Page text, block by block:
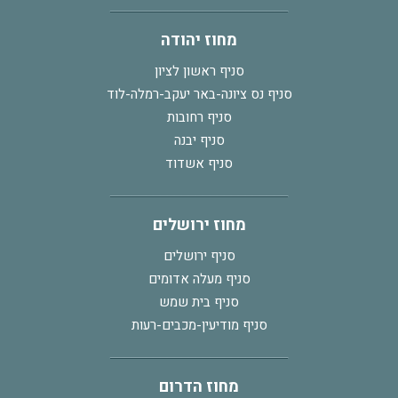
מחוז יהודה
סניף ראשון לציון
סניף נס ציונה-באר יעקב-רמלה-לוד
סניף רחובות
סניף יבנה
סניף אשדוד
מחוז ירושלים
סניף ירושלים
סניף מעלה אדומים
סניף בית שמש
סניף מודיעין-מכבים-רעות
מחוז הדרום